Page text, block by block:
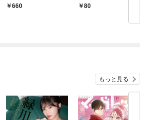
ライフ～面倒な皇后な
660
ライフ～面倒な皇后な
80
もっと見る